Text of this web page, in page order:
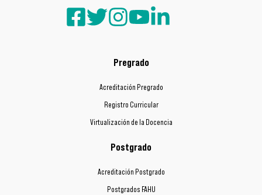
Pregrado
Acreditación Pregrado
Registro Curricular
Virtualización de la Docencia
Postgrado
Acreditación Postgrado
Postgrados FAHU